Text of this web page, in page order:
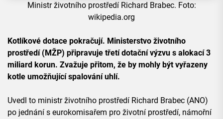
Ministr životního prostředí Richard Brabec. Foto:
wikipedia.org
Kotlíkové dotace pokračují. Ministerstvo životního
prostředí (MŽP) připravuje třetí dotační výzvu s alokací 3
miliard korun. Zvažuje přitom, že by mohly být vyřazeny
kotle umožňující spalování uhlí.
Uvedl to ministr životního prostředí Richard Brabec (ANO)
po jednání s eurokomisařem pro životní prostředí, námořní